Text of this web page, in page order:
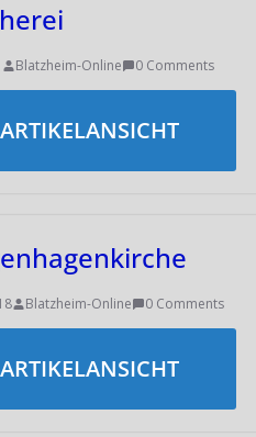
Blatzheim-Online 0 Comments
Blatzheim-Online 0 Comments